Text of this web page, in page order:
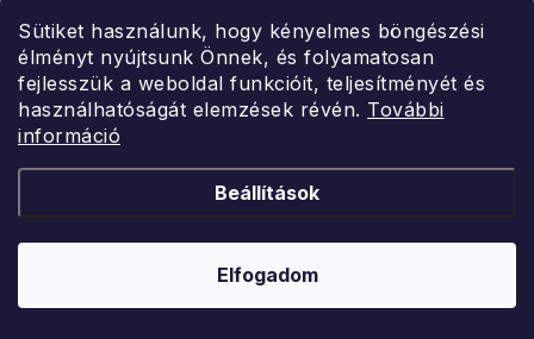
Sütiket használunk, hogy kényelmes böngészési
élményt nyújtsunk Önnek, és folyamatosan
fejlesszük a weboldal funkcióit, teljesítményét és
használhatóságát elemzések révén. További
információ
Beállítások
Elfogadom
Érintkezés
Rendelésem
Érintkezés
Hé-Pé: 9:00-15:00
uzlet@modernvasarlas.hu
Kereskedelem feltételei
ModernVasarlas.hu. Minden jog fenntartva.